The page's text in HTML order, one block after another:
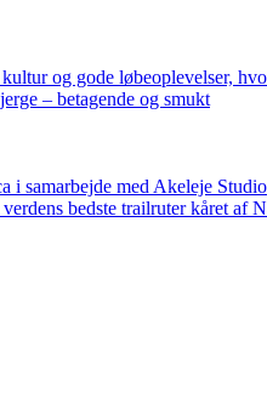
og gode løbeoplevelser,
– betagende og smukt
i samarbejde med Akeleje Studio
bedste trailruter kåret af